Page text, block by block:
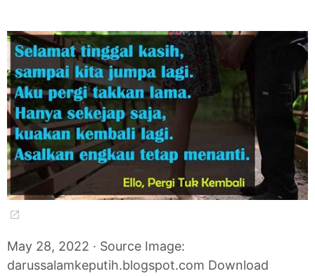
May 28, 2022 · Source Image:
darussalamkeputih.blogspot.com Download